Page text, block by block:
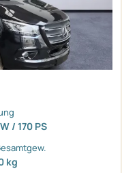
/ 170 PS
kg